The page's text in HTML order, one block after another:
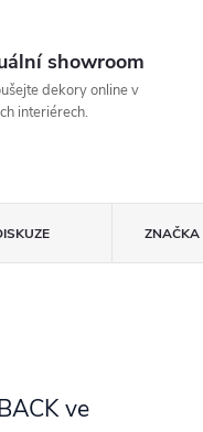
showroom
dekory online v
interiérech.
ZNAČKA
ve